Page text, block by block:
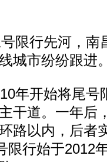
行先河，南
城市纷纷跟进
开始将尾号
干道。一年后
路以内，后者
限行始于2012